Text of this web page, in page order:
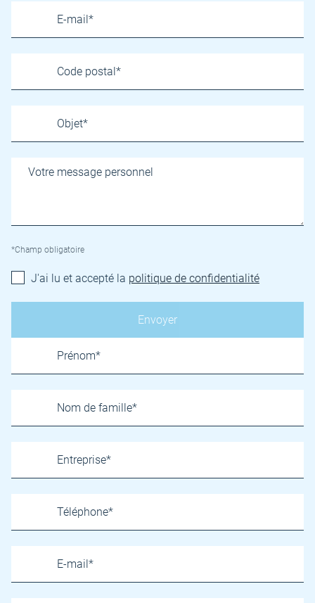
*Champ obligatoire
J'ai lu et accepté la politique de confidentialité